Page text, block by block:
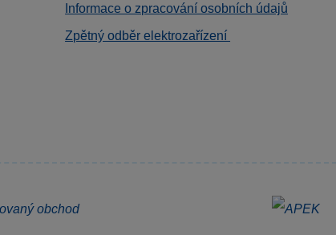
Informace o zpracování osobních údajů
Zpětný odběr elektrozařízení